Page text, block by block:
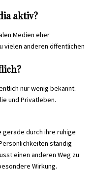
aktiv?
Medien eher
vielen anderen öffentlichen
nur wenig bekannt.
und Privatleben.
gerade durch ihre ruhige
ständig
einen anderen Weg zu
Wirkung.